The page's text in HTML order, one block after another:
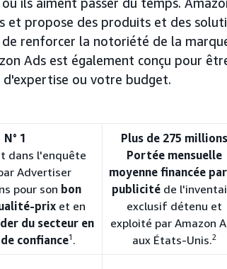
et propose des produits et des
de renforcer la notoriété de la
Ads est également conçu pour
d'expertise ou votre budget.
N° 1
dans l'enquête
Advertiser
pour son bon
prix et en
du secteur en
confiance1 .
Plus de 275 millions
Portée mensuelle
moyenne financée
publicitéde
exclusif détenu et
exploité par Amazon
aux États-Unis.2